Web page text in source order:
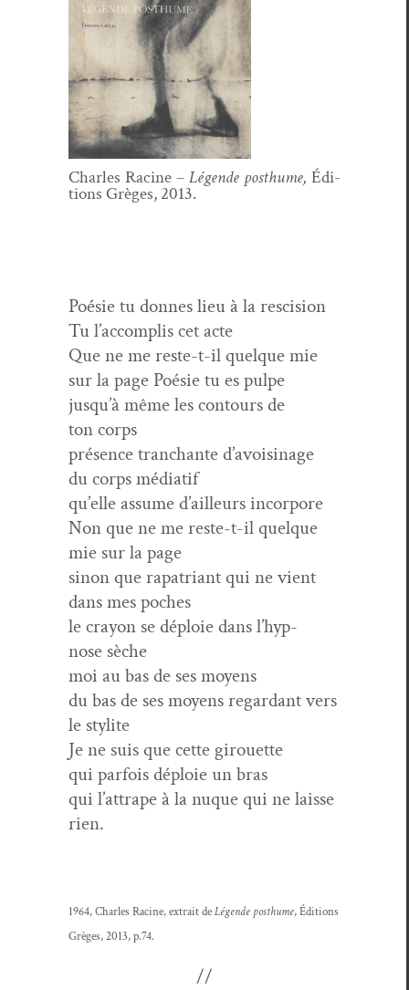
Charles Racine – Légende posthume, Édi­
tions Grèges, 2013.
Poésie tu donnes lieu à la rescision
Tu l’ac­com­plis cet acte
Que ne me reste-t-il quelque mie
sur la page Poésie tu es pulpe
jusqu’à même les con­tours de
ton corps
présence tran­chante d’avoisinage
du corps médiatif
qu’elle assume d’ailleurs incorpore
Non que ne me reste-t-il quelque
mie sur la page
sinon que rap­a­tri­ant qui ne vient
dans mes poches
le cray­on se déploie dans l’hyp­
nose sèche
moi au bas de ses moyens
du bas de ses moyens regar­dant vers
le stylite
Je ne suis que cette girouette
qui par­fois déploie un bras
qui l’at­trape à la nuque qui ne laisse
rien.
1964, Charles Racine, extrait deLégende posthume, Édi­tions
Grèges, 2013, p.74.
//